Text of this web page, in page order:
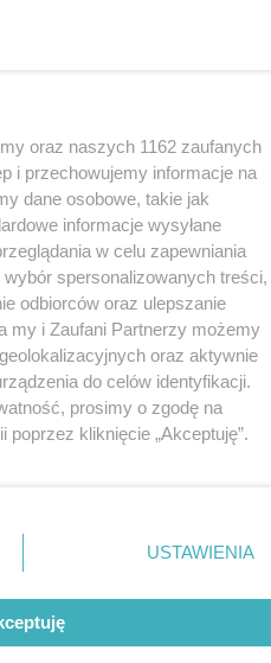
oraz naszych 1162 zaufanych
i przechowujemy informacje na
dane osobowe, takie jak
informacje wysyłane
w celu zapewniania
spersonalizowanych treści,
odbiorców oraz ulepszanie
my i Zaufani Partnerzy możemy
oraz aktywnie
do celów identyfikacji.
prosimy o zgodę na
kliknięcie „Akceptuję”.
ale masz prawo sprzeciwić
będą miały
abyś mógł świadomie
USTAWIENIA